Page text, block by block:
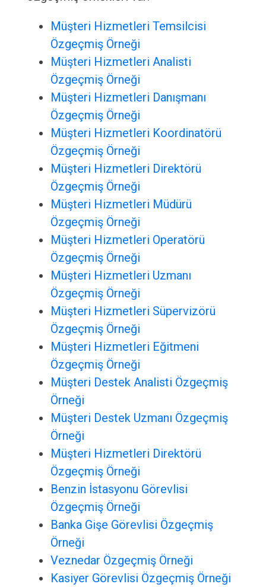
Müşteri Hizmetleri Temsilcisi
Özgeçmiş Örneği
Müşteri Hizmetleri Analisti
Özgeçmiş Örneği
Müşteri Hizmetleri Danışmanı
Özgeçmiş Örneği
Müşteri Hizmetleri Koordinatörü
Özgeçmiş Örneği
Müşteri Hizmetleri Direktörü
Özgeçmiş Örneği
Müşteri Hizmetleri Müdürü
Özgeçmiş Örneği
Müşteri Hizmetleri Operatörü
Özgeçmiş Örneği
Müşteri Hizmetleri Uzmanı
Özgeçmiş Örneği
Müşteri Hizmetleri Süpervizörü
Özgeçmiş Örneği
Müşteri Hizmetleri Eğitmeni
Özgeçmiş Örneği
Müşteri Destek Analisti Özgeçmiş
Örneği
Müşteri Destek Uzmanı Özgeçmiş
Örneği
Müşteri Hizmetleri Direktörü
Özgeçmiş Örneği
Benzin İstasyonu Görevlisi
Özgeçmiş Örneği
Banka Gişe Görevlisi Özgeçmiş
Örneği
Veznedar Özgeçmiş Örneği
Kasiyer Görevlisi Özgeçmiş Örneği